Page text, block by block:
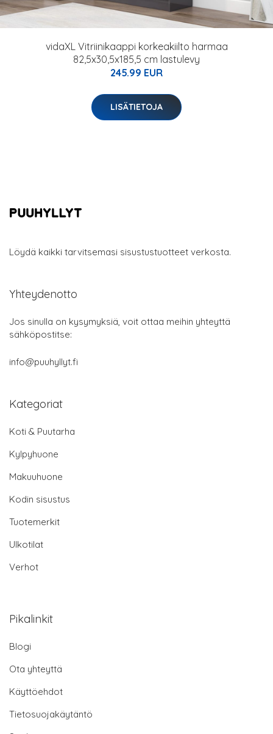
vidaXL Vitriinikaappi korkeakiilto harmaa
82,5x30,5x185,5 cm lastulevy
245.99 EUR
LISÄTIETOJA
Löydä kaikki tarvitsemasi sisustustuotteet verkosta.
Yhteydenotto
Jos sinulla on kysymyksiä, voit ottaa meihin yhteyttä
sähköpostitse:
info@puuhyllyt.fi
Kategoriat
Koti & Puutarha
Kylpyhuone
Makuuhuone
Kodin sisustus
Tuotemerkit
Ulkotilat
Verhot
Pikalinkit
Blogi
Ota yhteyttä
Käyttöehdot
Tietosuojakäytäntö